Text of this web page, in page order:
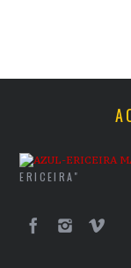
ERICEIRA"